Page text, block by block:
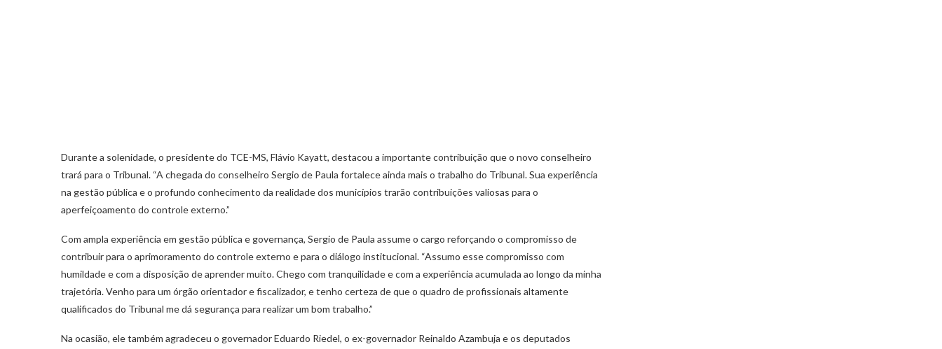
Durante a solenidade, o presidente do TCE-MS, Flávio Kayatt, destacou a importante contribuição que o novo conselheiro
trará para o Tribunal. “A chegada do conselheiro Sergio de Paula fortalece ainda mais o trabalho do Tribunal. Sua experiência
na gestão pública e o profundo conhecimento da realidade dos municípios trarão contribuições valiosas para o
aperfeiçoamento do controle externo.”
Com ampla experiência em gestão pública e governança, Sergio de Paula assume o cargo reforçando o compromisso de
contribuir para o aprimoramento do controle externo e para o diálogo institucional. “Assumo esse compromisso com
humildade e com a disposição de aprender muito. Chego com tranquilidade e com a experiência acumulada ao longo da minha
trajetória. Venho para um órgão orientador e fiscalizador, e tenho certeza de que o quadro de profissionais altamente
qualificados do Tribunal me dá segurança para realizar um bom trabalho.”
Na ocasião, ele também agradeceu o governador Eduardo Riedel, o ex-governador Reinaldo Azambuja e os deputados